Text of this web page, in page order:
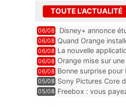
TOUTE L'ACTUALITÉ
06/08 Disney+ annonce
06/08 Quand Orange
06/08 La nouvelle
abonnés Freebox,
06/08 Orange mise sur
06/08 Bonne surprise pour
inclus
05/08 Sony Pictures Core
05/08 Freebox : vous